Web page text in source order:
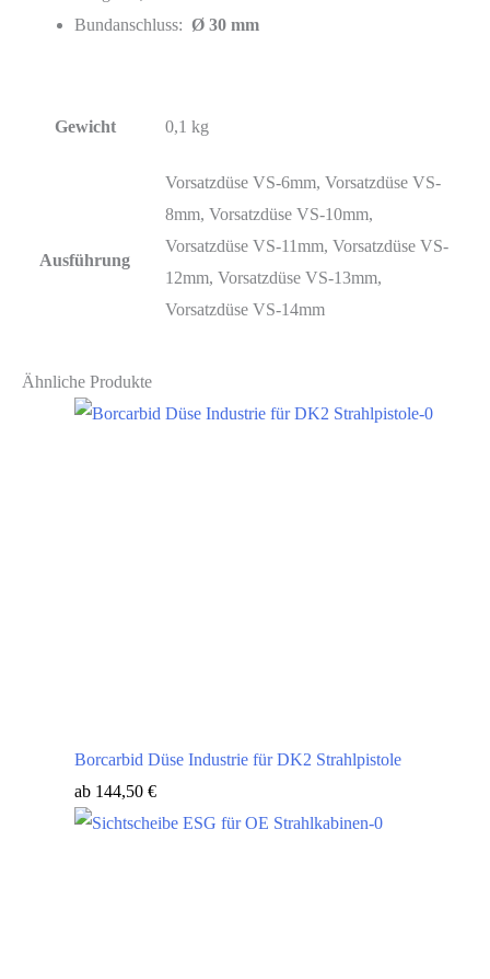
Bundanschluss: Ø 30 mm
Gewicht 0,1 kg
Ausführung
Vorsatzdüse VS-6mm, Vorsatzdüse VS-
8mm, Vorsatzdüse VS-10mm,
Vorsatzdüse VS-11mm, Vorsatzdüse VS-
12mm, Vorsatzdüse VS-13mm,
Vorsatzdüse VS-14mm
Ähnliche Produkte
Borcarbid Düse Industrie für DK2 Strahlpistole
ab 144,50 €